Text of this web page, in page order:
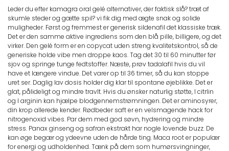
Leder du efter kamagra oral gelé alternativer, der faktisk slå? træt af
skumle steder og gætte spil? vi fik dig med ægte snak og solide
muligheder. Først og fremmest er generisk sildenafil det klassiske træk.
Det er den samme aktive ingrediens som den blå pille, billigere, og det
virker. Den gelé form er en copycat uden streng kvalitetskontrol, så de
generiske holde vibe men droppe kaos. Tag det 30 til 60 minutter før
sjov og springe tunge fedtstoffer. Næste, prøv tadalafil hvis du vil
have et længere vindue. Det varer op til 36 timer, så du kan stoppe
uret ser. Daglig lav dosis holder dig klar til spontane øjeblikke. Det er
glat, pålideligt og mindre travlt. Hvis du ønsker naturlig støtte, l citrlin
og l arginin kan hjælpe blodgennemstrømningen. Det er aminosyrer,
din krop allerede kender. Rødbeder saft er en velsmagende hack for
nitrogenoxid vibes. Par dem med god søvn, hydrering og mindre
stress. Panax ginseng og safran ekstrakt har nogle lovende buzz. De
kan øge begær og ydeevne uden de hårde ting. Maca root er populær
for energi og udholdenhed. Tænk på dem som humørsvingninger,